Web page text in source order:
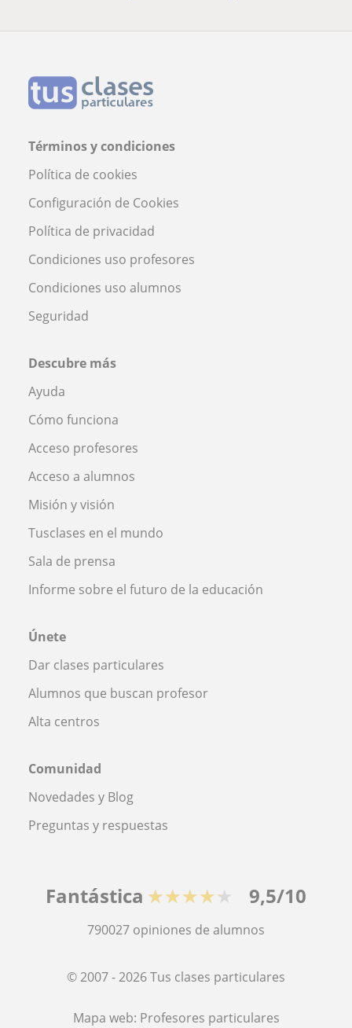
Términos y condiciones
Política de cookies
Configuración de Cookies
Política de privacidad
Condiciones uso profesores
Condiciones uso alumnos
Seguridad
Descubre más
Ayuda
Cómo funciona
Acceso profesores
Acceso a alumnos
Misión y visión
Tusclases en el mundo
Sala de prensa
Informe sobre el futuro de la educación
Únete
Dar clases particulares
Alumnos que buscan profesor
Alta centros
Comunidad
Novedades y Blog
Preguntas y respuestas
Fantástica ★★★★★ 9,5/10
790027 opiniones de alumnos
© 2007 - 2026 Tus clases particulares
Mapa web: Profesores particulares